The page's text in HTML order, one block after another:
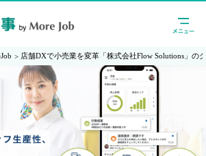
店舗DXで小売業を変革「株式会社Flow Solutions」の